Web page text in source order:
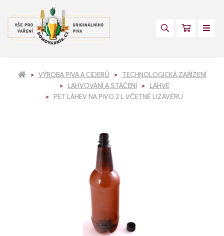
VÝROBA PIVA A CIDERŮ
TECHNOLOGICKÁ ZAŘÍZENÍ
LAHVOVÁNÍ A STÁČENÍ
LÁHVE
PET LÁHEV NA PIVO 2 L VČETNĚ UZÁVĚRU